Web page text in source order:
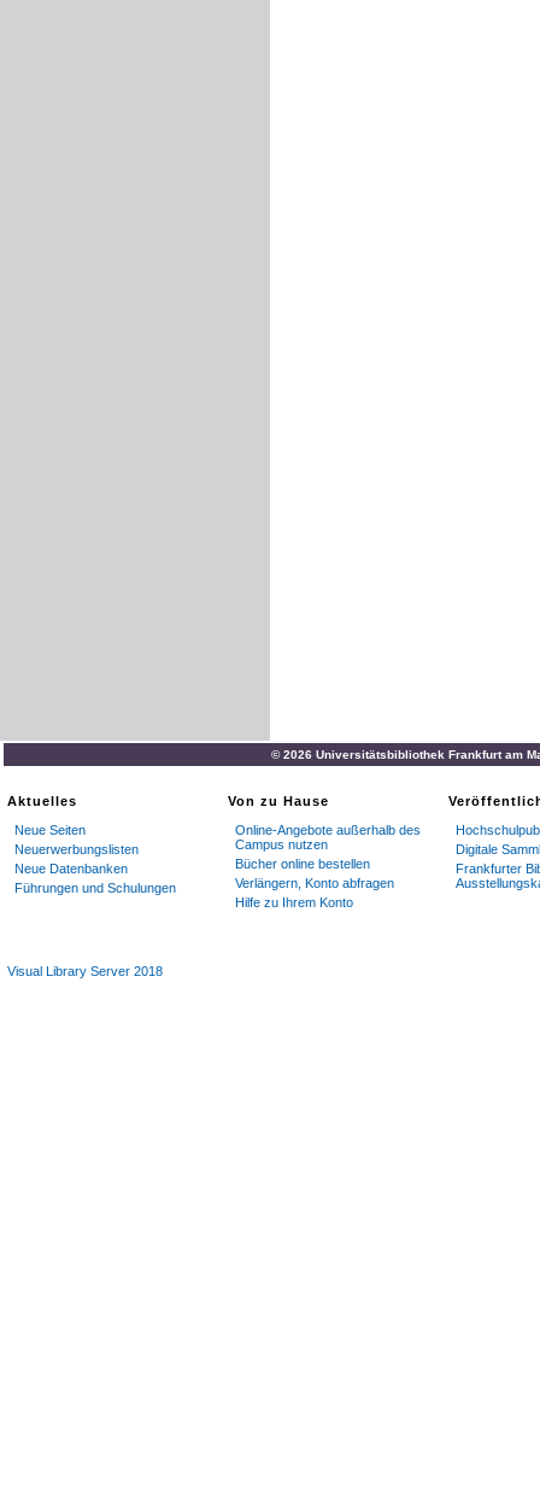
© 2026 Universitätsbibliothek Frankfurt am
Aktuelles
Neue Seiten
Neuerwerbungslisten
Neue Datenbanken
Führungen und Schulungen
Von zu Hause
Online-Angebote außerhalb des
Campus nutzen
Bücher online bestellen
Verlängern, Konto abfragen
Hilfe zu Ihrem Konto
Digitale
Frankfurter
Visual Library Server 2018